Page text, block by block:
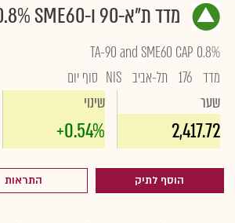
מדד ת"א-90 ו-CAP 0.8% SME60
TA-90 and SME60 CAP 0.8%
מדד 176 תל-אביב NIS סוף יום
שער
2,417.72
שינוי
+0.54%
הוסף לתיק התראות